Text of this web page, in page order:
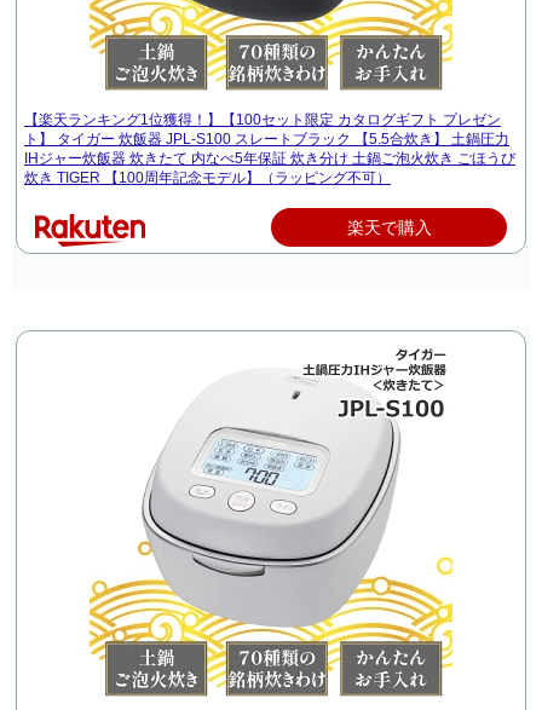
【楽天ランキング1位獲得！】【100セット限定 カタログギフト プレゼン
ト】 タイガー 炊飯器 JPL-S100 スレートブラック 【5.5合炊き】 土鍋圧力
IHジャー炊飯器 炊きたて 内なべ5年保証 炊き分け 土鍋ご泡火炊き ごほうび
炊き TIGER 【100周年記念モデル】（ラッピング不可）
楽天で購入